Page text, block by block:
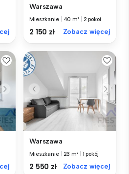
Warszawa
Mieszkanie 40 m² 2 pokoi
2 150 zł Zobacz więcej
Warszawa
Mieszkanie 23 m² 1 pokój
2 550 zł Zobacz więcej